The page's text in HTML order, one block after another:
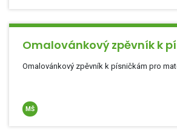
Omalovánkový zpěvník k
Omalovánkový zpěvník k písničkám pro
MŠ